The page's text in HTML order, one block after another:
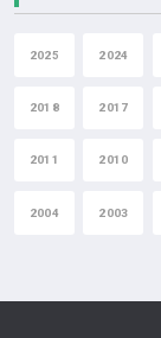
2025 2024
2018 2017
2011 2010
2004 2003